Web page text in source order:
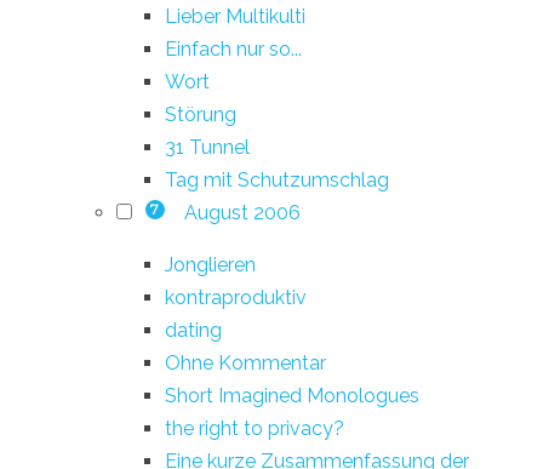
Lieber Multikulti
Einfach nur so...
Wort
Störung
31 Tunnel
Tag mit Schutzumschlag
7 August 2006
Jonglieren
kontraproduktiv
dating
Ohne Kommentar
Short Imagined Monologues
the right to privacy?
Eine kurze Zusammenfassung der